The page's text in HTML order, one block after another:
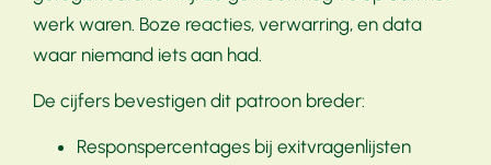
werk waren. Boze reacties, verwarring, en data
waar niemand iets aan had.
De cijfers bevestigen dit patroon breder:
Responspercentages bij exitvragenlijsten